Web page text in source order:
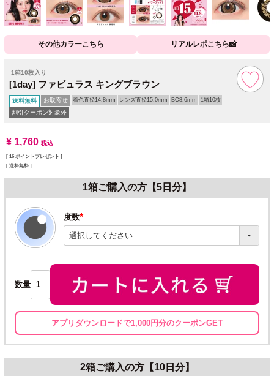
その他カラーこちら リアルレポこちら📸
1箱10枚入り
[1day] ファビュラス キングブラウン
送料無料 お取寄せ 着色直径14.8mm レンズ直径15.0mm BC8.6mm 1箱10枚
割引クーポン対象外
¥ 1,760 税込
[ 16 ポイントプレゼント ]
送料無料
1箱ご購入の方【5日分】
度数
(必
須)
数量
アプリダウンロードで1,000円分のクーポンGET
2箱ご購入の方【10日分】